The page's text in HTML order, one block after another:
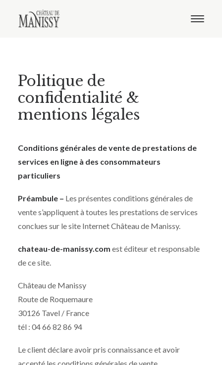
Distribution
Français
Anglais
Politique de
confidentialité &
mentions légales
Conditions générales de vente de prestations de
services en ligne à des consommateurs
particuliers
Préambule – Les présentes conditions générales de
vente s’appliquent à toutes les prestations de services
conclues sur le site Internet Château de Manissy.
chateau-de-manissy.com est éditeur et responsable
de ce site.
Château de Manissy
Route de Roquemaure
30126 Tavel / France
tél : 04 66 82 86 94
Le client déclare avoir pris connaissance et avoir